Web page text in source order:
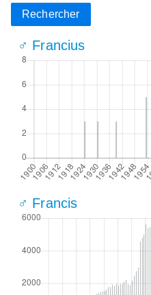
Rechercher
♂ Francius
♂ Francis